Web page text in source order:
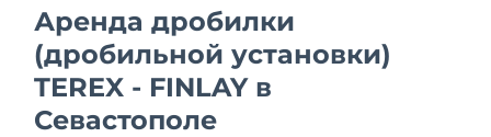
Аренда дробилки
(дробильной установки)
TEREX - FINLAY в
Севастополе